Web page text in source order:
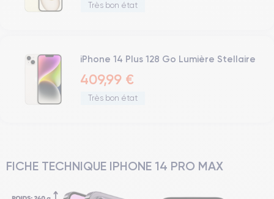
Très bon état
iPhone 14 Plus 128 Go Lumière Stellaire
409,99 €
Très bon état
FICHE TECHNIQUE IPHONE 14 PRO MAX